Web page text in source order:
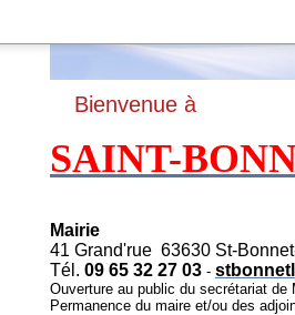
Bienvenue à
SAINT-
Mairie
41 Grand'rue 63630 St-
Tél. 09 65 32 27 03 -
Ouverture au public du secrétariat
Permanence du maire et/ou des